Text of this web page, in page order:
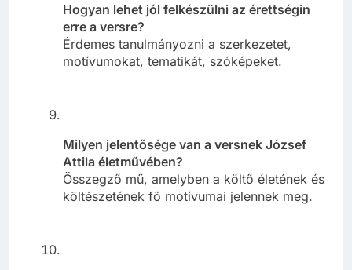
Hogyan lehet jól felkészülni az érettségin
erre a versre?
Érdemes tanulmányozni a szerkezetet,
motívumokat, tematikát, szóképeket.
Milyen jelentősége van a versnek József
Attila életművében?
Összegző mű, amelyben a költő életének és
költészetének fő motívumai jelennek meg.